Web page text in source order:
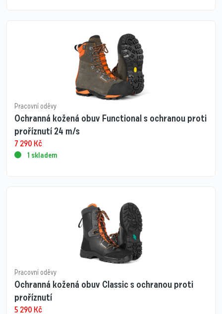
Pracovní oděvy
Ochranná kožená obuv Functional s ochranou proti
proříznutí 24 m/s
7 290 Kč
1 skladem
Pracovní oděvy
Ochranná kožená obuv Classic s ochranou proti
proříznutí
5 290 Kč